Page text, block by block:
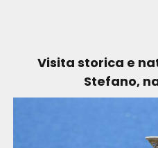
Visita storica e
Stefano,